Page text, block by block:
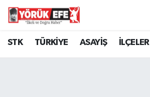
STK TÜRKİYE ASAYİŞ İLÇELER
Aydın Nöbetçi Eczaneler